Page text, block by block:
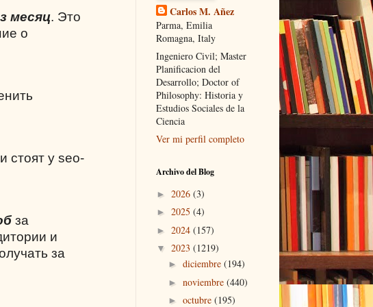
месяц. Это
о
стоят у seo-
за
и
за
Carlos M. Añez
Parma, Emilia
Romagna, Italy
Ingeniero Civil; Master
Planificacion del
Desarrollo; Doctor of
Philosophy: Historia y
Estudios Sociales de la
Ciencia
Ver mi perfil completo
Archivo del Blog
► 2026 (3)
► 2025 (4)
► 2024 (157)
▼ 2023 (1219)
► diciembre (194)
► noviembre (440)
► octubre (195)